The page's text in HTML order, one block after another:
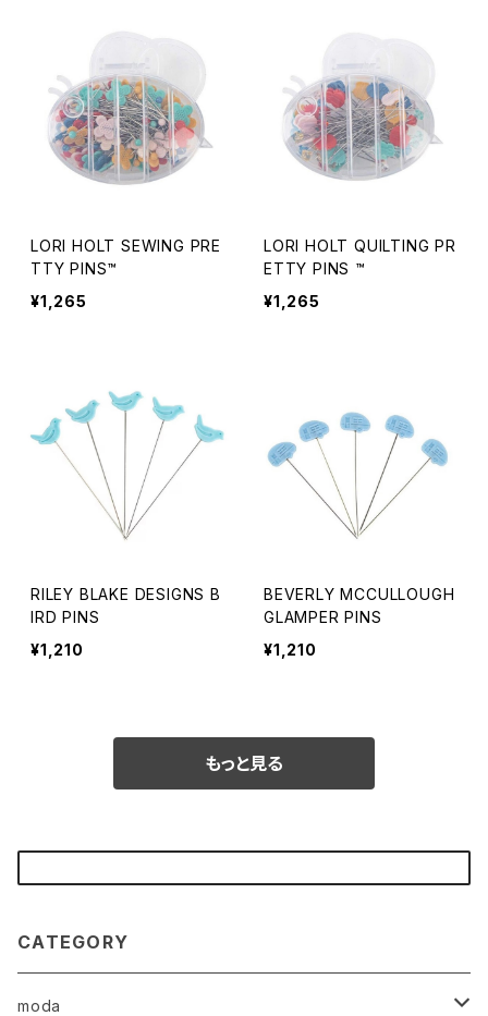
LORI HOLT SEWING PRE
TTY PINS™
¥1,265
LORI HOLT QUILTING PR
ETTY PINS ™
¥1,265
RILEY BLAKE DESIGNS B
IRD PINS
¥1,210
BEVERLY MCCULLOUGH
GLAMPER PINS
¥1,210
もっと見る
CATEGORY
moda